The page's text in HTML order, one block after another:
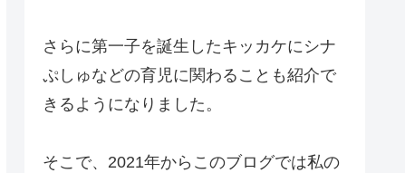
さらに第一子を誕生したキッカケにシナ
ぷしゅなどの育児に関わることも紹介で
きるようになりました。
そこで、2021年からこのブログでは私の